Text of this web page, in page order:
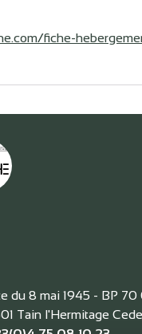
fiche-
du 8 mai 1945 - BP 70
Tain l'Hermitage